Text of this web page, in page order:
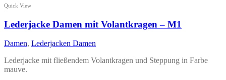
auf.
Die
Optionen
können
auf
Quick View
Lederjacke Damen mit Volantkragen – M1
Damen, Lederjacken Damen
Lederjacke mit fließendem Volantkragen und Steppung in Farbe
mauve.